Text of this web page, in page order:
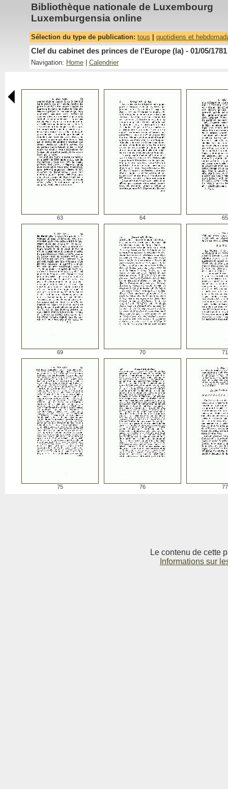
Bibliothèque nationale de Luxembourg
Luxemburgensia online
Sélection du type de publication: tous quotidiens et
Clef du cabinet des princes de l'Europe (la) - 01/05/1781
Navigation: Home Calendrier
63 64 65
69 70 71
75 76 77
Le contenu de cette
Informations sur